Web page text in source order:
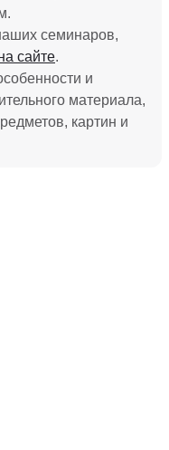
семинаров,
сайте.
и
материала,
картин и